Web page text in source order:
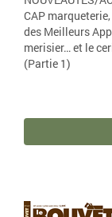
CAP
des Meilleurs
merisier… et le
(Partie 1)